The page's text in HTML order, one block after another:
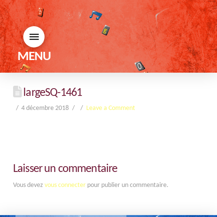
MENU
largeSQ-1461
4 décembre 2018 Leave a Comment
Laisser un commentaire
Vous devez vous connecterpour publier un commentaire.